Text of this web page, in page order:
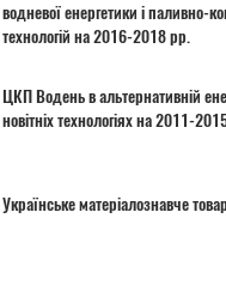
водневої енергетики і паливно-
технологій на 2016-2018 рр.
ЦКП Водень в альтернативній
новітніх технологіях на 2011-
Українське матеріалознавче